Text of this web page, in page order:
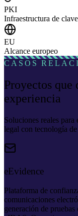
PKI
Infraestructura de clave
EU
Alcance europeo
CASOS
Proyectos que
experiencia
Soluciones reales para
legal con tecnología
eEvidence
Plataforma de
comunicaciones
generación de